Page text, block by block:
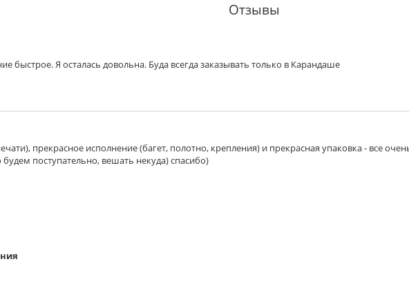
с полями по 5 см с каждой из сторон. Поля могут использоваться, например,
хрупкий, чем стекло. Рамка с оргстеклом может быть доставлена
всех видов работ. Толщина 2 мм.
уменьшает отражение света. Толщина 2 мм.
оберегает картину от воздействия дневного света. Толщина 2 мм.
Отзывы
быстрое. Я осталась довольна. Буда всегда заказывать только в Карандаше
прекрасное исполнение (багет, полотно, крепления) и прекрасная упаковка - все
поступательно, вешать некуда) спасибо)